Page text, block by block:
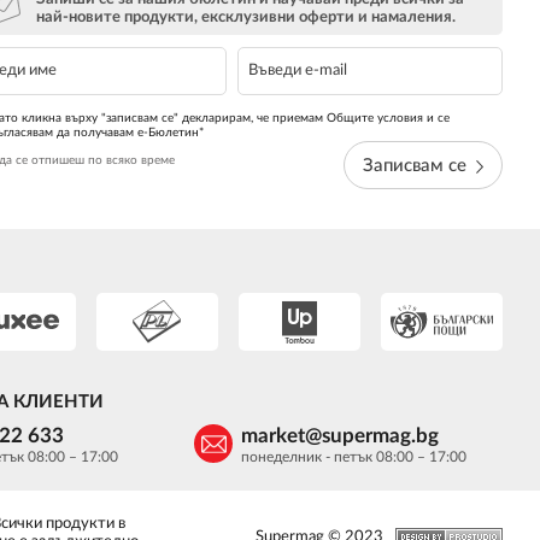
най-новите продукти, ексклузивни оферти и намаления.
кликна върху "записвам се" декларирам, че приемам Общите условия и се
да получавам е-Бюлетин*
се отпишеш по всяко време Записвам се
КЛИЕНТИ
633
08:00 – 17:00
market@supermag.bg
понеделник - петък 08:00 – 17:00
продукти в